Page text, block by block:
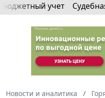
Бюджетный учет
Новости и аналитика